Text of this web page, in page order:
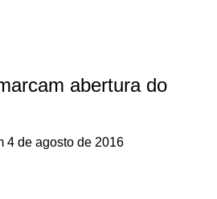
abertura do
4 de agosto de 2016